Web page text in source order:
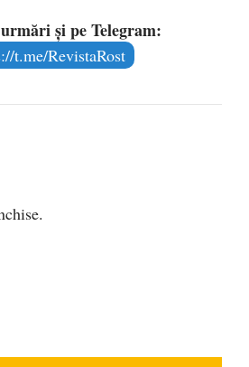
și pe Telegram:
t.me/RevistaRost